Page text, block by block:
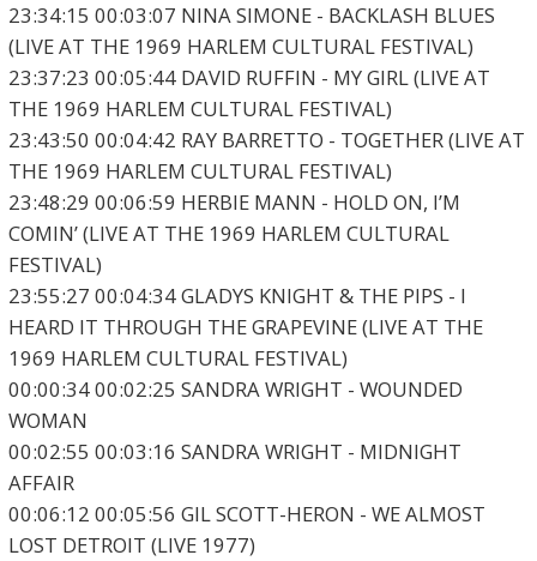
23:34:15 00:03:07 NINA SIMONE - BACKLASH BLUES
(LIVE AT THE 1969 HARLEM CULTURAL FESTIVAL)
23:37:23 00:05:44 DAVID RUFFIN - MY GIRL (LIVE AT
THE 1969 HARLEM CULTURAL FESTIVAL)
23:43:50 00:04:42 RAY BARRETTO - TOGETHER (LIVE AT
THE 1969 HARLEM CULTURAL FESTIVAL)
23:48:29 00:06:59 HERBIE MANN - HOLD ON, I’M
COMIN’ (LIVE AT THE 1969 HARLEM CULTURAL
FESTIVAL)
23:55:27 00:04:34 GLADYS KNIGHT & THE PIPS - I
HEARD IT THROUGH THE GRAPEVINE (LIVE AT THE
1969 HARLEM CULTURAL FESTIVAL)
00:00:34 00:02:25 SANDRA WRIGHT - WOUNDED
WOMAN
00:02:55 00:03:16 SANDRA WRIGHT - MIDNIGHT
AFFAIR
00:06:12 00:05:56 GIL SCOTT-HERON - WE ALMOST
LOST DETROIT (LIVE 1977)